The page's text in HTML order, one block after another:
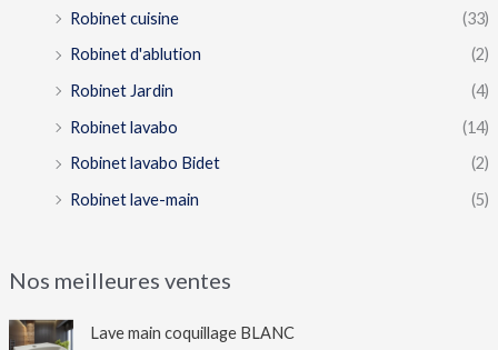
Robinet cuisine
(33)
Robinet d'ablution
(2)
Robinet Jardin
(4)
Robinet lavabo
(14)
Robinet lavabo Bidet
(2)
Robinet lave-main
(5)
Nos meilleures ventes
Lave main coquillage BLANC